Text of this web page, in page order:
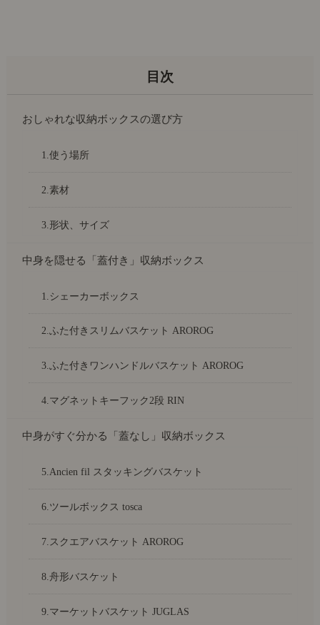
おしゃれな収納ボックスの選び方
1.使う場所
2.素材
3.形状、サイズ
中身を隠せる「蓋付き」収納ボックス
1.シェーカーボックス
2.ふた付きスリムバスケット AROROG
3.ふた付きワンハンドルバスケット AROROG
4.マグネットキーフック2段 RIN
中身がすぐ分かる「蓋なし」収納ボックス
5.Ancien fil スタッキングバスケット
6.ツールボックス tosca
7.スクエアバスケット AROROG
8.舟形バスケット
9.マーケットバスケット JUGLAS